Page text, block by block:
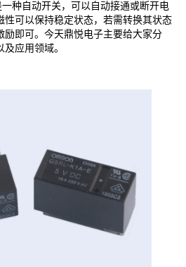
种自动开关，可以自动接通或断开电
性可以保持稳定状态，若需转换其状态
励即可。今天鼎悦电子主要给大家分
应用领域。